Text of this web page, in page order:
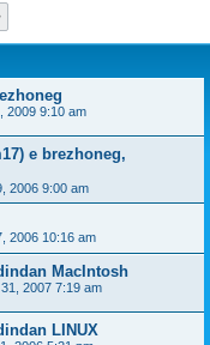
c
2009 9:10 am
e brezhoneg,
2006 9:00 am
2006 10:16 am
MacIntosh
2007 7:19 am
LINUX